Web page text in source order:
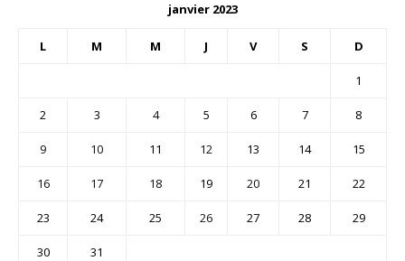
janvier 2023
L M M J V S D
1
2 3 4 5 6 7 8
9 10 11 12 13 14 15
16 17 18 19 20 21 22
23 24 25 26 27 28 29
30
31